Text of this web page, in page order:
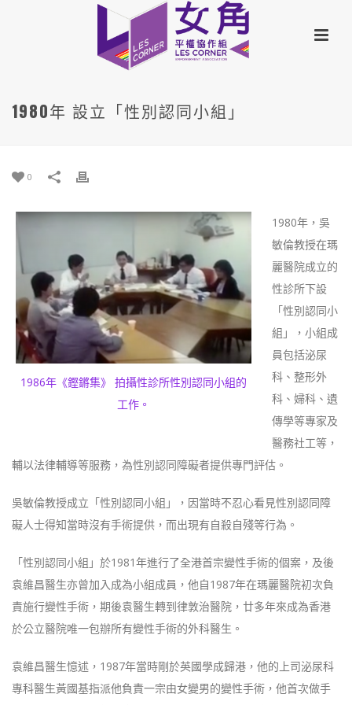
1980年 設立「性別認同小組」
0
1986年《鏗鏘集》 拍攝性診所性別認同小組的
工作。
1980年，吳
敏倫教授在瑪
麗醫院成立的
性診所下設
「性別認同小
組」，小組成
員包括泌尿
科、整形外
科、婦科、遺
傳學等專家及
醫務社工等，
輔以法律輔導等服務，為性別認同障礙者提供專門評估。
吳敏倫教授成立「性別認同小組」，因當時不忍心看見性別認同障
礙人士得知當時沒有手術提供，而出現有自殺自殘等行為。
「性別認同小組」於1981年進行了全港首宗變性手術的個案，及後
袁維昌醫生亦曾加入成為小組成員，他自1987年在瑪麗醫院初次負
責施行變性手術，期後袁醫生轉到律敦治醫院，廿多年來成為香港
於公立醫院唯一包辦所有變性手術的外科醫生。
袁維昌醫生憶述，1987年當時剛於英國學成歸港，他的上司泌尿科
專科醫生黃國基指派他負責一宗由女變男的變性手術，他首次做手